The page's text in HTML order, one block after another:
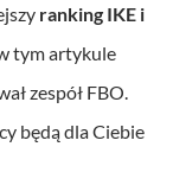
ranking IKE i
tym artykule
zespół FBO.
będą dla Ciebie